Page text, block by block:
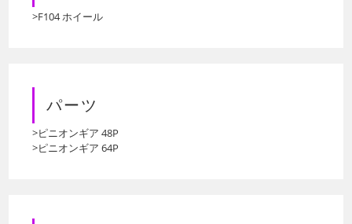
>F104 ホイール
パーツ
>ピニオンギア 48P
>ピニオンギア 64P